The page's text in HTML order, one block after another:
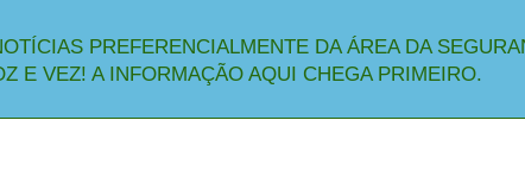
PREFERENCIALMENTE DA ÁREA DA
E VEZ! A INFORMAÇÃO AQUI CHEGA PRIMEIRO.